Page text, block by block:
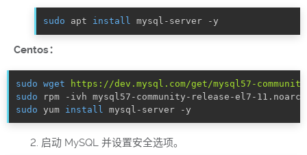
sudo apt install mysql-server -y
Centos：
sudo wget
https://dev.mysql.com/get/mysql57-
sudo
sudo yum install mysql-server -y
启动 MySQL 并设置安全选项。